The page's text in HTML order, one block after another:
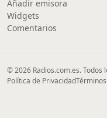
Añadir emisora
Widgets
Comentarios
© 2026 Radios.com.es. Todos
Política de Privacidad